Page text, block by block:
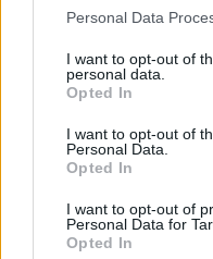
Personal Data
I want to opt-out of
personal data.
Opted In
I want to opt-out of
Personal Data.
Opted In
I want to opt-out of
Personal Data for
Opted In
Prima sport - co nabídne v
vysílacím týdnu
Parabola.cz- web o satelitní,